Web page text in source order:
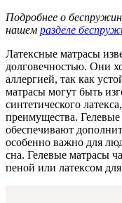
Подробнее о
нашем разделе
Латексные матрасы
долговечностью. Они
аллергией, так как
матрасы могут быть
синтетического
преимущества.
обеспечивают
особенно важно для
сна. Гелевые матрасы
пеной или латексом